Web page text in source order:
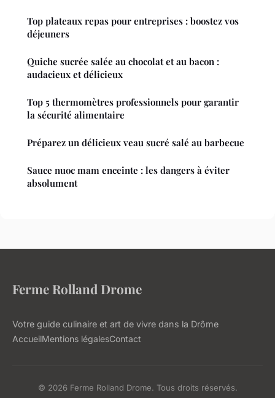
Top plateaux repas pour entreprises : boostez vos
déjeuners
Quiche sucrée salée au chocolat et au bacon :
audacieux et délicieux
Top 5 thermomètres professionnels pour garantir
la sécurité alimentaire
Préparez un délicieux veau sucré salé au barbecue
Sauce nuoc mam enceinte : les dangers à éviter
absolument
Ferme Rolland Drome
Votre guide culinaire et art de vivre dans la Drôme
AccueilMentions légalesContact
© 2026 Ferme Rolland Drome. Tous droits réservés.